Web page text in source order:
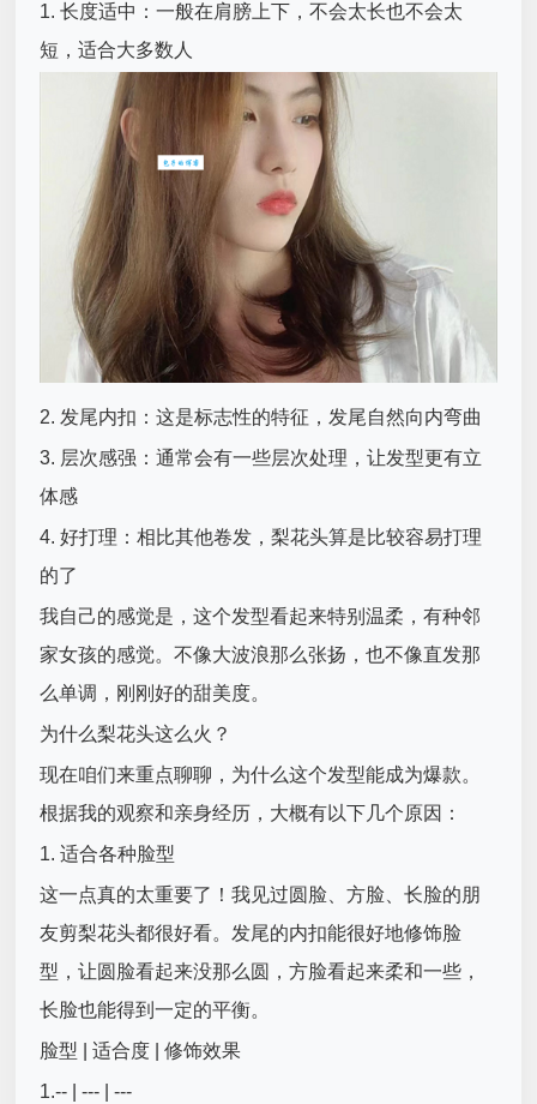
1. 长度适中：一般在肩膀上下，不会太长也不会太
短，适合大多数人
2. 发尾内扣：这是标志性的特征，发尾自然向内弯曲
3. 层次感强：通常会有一些层次处理，让发型更有立
体感
4. 好打理：相比其他卷发，梨花头算是比较容易打理
的了
我自己的感觉是，这个发型看起来特别温柔，有种邻
家女孩的感觉。不像大波浪那么张扬，也不像直发那
么单调，刚刚好的甜美度。
为什么梨花头这么火？
现在咱们来重点聊聊，为什么这个发型能成为爆款。
根据我的观察和亲身经历，大概有以下几个原因：
1. 适合各种脸型
这一点真的太重要了！我见过圆脸、方脸、长脸的朋
友剪梨花头都很好看。发尾的内扣能很好地修饰脸
型，让圆脸看起来没那么圆，方脸看起来柔和一些，
长脸也能得到一定的平衡。
脸型 | 适合度 | 修饰效果
1.-- | --- | ---